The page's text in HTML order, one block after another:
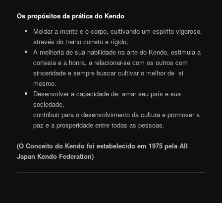
Os propósitos da prática do Kendo
Moldar a mente e o corpo, cultivando um espírito vigoroso,
através do treino correto e rígido;
A melhoria de sua habilidade na arte do Kendo, estimula a
cortesia e a honra, a relacionar-se com os outros com
sinceridade e sempre buscar cultivar o melhor de si
mesmo.
Desenvolver a capacidade de: amar seu país e sua
sociedade,
contribuir para o desenvolvimento da cultura e promover a
paz e a prosperidade entre todas as pessoas.
(O Conceito do Kendo foi estabelecido em 1975 pela All
Japan Kendo Federation)